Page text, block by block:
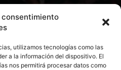
utilizamos tecnologías como las
a la información del dispositivo. El
nos permitirá procesar datos como